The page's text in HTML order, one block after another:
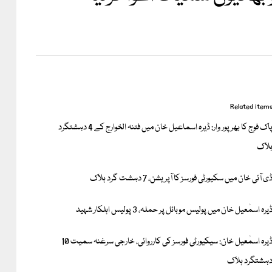
Related items
پاک فوج کا بھرپور وار: ڈیرہ اسماعیل خان میں فتنہ الخوارج کے 4 دہشتگرد
ہلاک
ڈی آئی خان میں سکیورٹی فورسز کا آپریشن، 7 دہشت گرد ہلاک
ڈیرہ اسمٰعیل خان میں پولیس موبائل پر حملہ، 3 پولیس اہلکار شہید
ڈیرہ اسمٰعیل خان: سیکیورٹی فورسز کی کارروائی، خارجی سرغنہ سمیت 10
دہشتگرد ہلاک